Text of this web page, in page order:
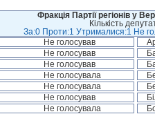
Фракція Партії регіонів у
Кількість
За:0 Проти:1 Утрималися:1 Не
Не голосував
Не голосував
Не голосував
Не голосувала
Не голосувала
Не голосував
Не голосувала